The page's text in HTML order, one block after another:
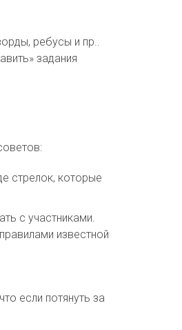
ребусы и пр..
задания
стрелок, которые
с участниками.
известной
если потянуть за